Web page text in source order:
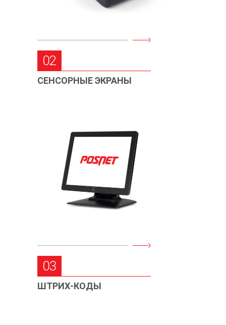
02
СЕНСОРНЫЕ ЭКРАНЫ
03
ШТРИХ-КОДЫ